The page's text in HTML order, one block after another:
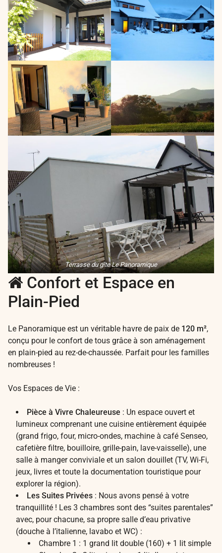
Terrasse du gîte Le Panoramique
Confort et Espace en
Plain-Pied
Le Panoramique est un véritable havre de paix de 120 m²,
conçu pour le confort de tous grâce à son aménagement
en plain-pied au rez-de-chaussée. Parfait pour les familles
nombreuses !
Vos Espaces de Vie :
Pièce à Vivre Chaleureuse : Un espace ouvert et
lumineux comprenant une cuisine entièrement équipée
(grand frigo, four, micro-ondes, machine à café Senseo,
cafetière filtre, bouilloire, grille-pain, lave-vaisselle), une
salle à manger conviviale et un salon douillet (TV, Wi-Fi,
jeux, livres et toute la documentation touristique pour
explorer la région).
Les Suites Privées : Nous avons pensé à votre
tranquillité ! Les 3 chambres sont des “suites parentales”
avec, pour chacune, sa propre salle d’eau privative
(douche à l’italienne, lavabo et WC) :
Chambre 1 : 1 grand lit double (160) + 1 lit simple